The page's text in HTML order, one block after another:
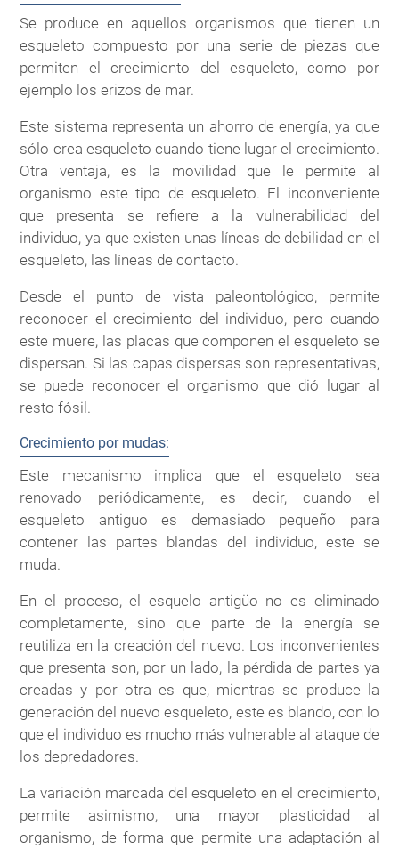
Se produce en aquellos organismos que tienen un
esqueleto compuesto por una serie de piezas que
permiten el crecimiento del esqueleto, como por
ejemplo los erizos de mar.
Este sistema representa un ahorro de energía, ya que
sólo crea esqueleto cuando tiene lugar el crecimiento.
Otra ventaja, es la movilidad que le permite al
organismo este tipo de esqueleto. El inconveniente
que presenta se refiere a la vulnerabilidad del
individuo, ya que existen unas líneas de debilidad en el
esqueleto, las líneas de contacto.
Desde el punto de vista paleontológico, permite
reconocer el crecimiento del individuo, pero cuando
este muere, las placas que componen el esqueleto se
dispersan. Si las capas dispersas son representativas,
se puede reconocer el organismo que dió lugar al
resto fósil.
Crecimiento por mudas:
Este mecanismo implica que el esqueleto sea
renovado periódicamente, es decir, cuando el
esqueleto antiguo es demasiado pequeño para
contener las partes blandas del individuo, este se
muda.
En el proceso, el esquelo antigüo no es eliminado
completamente, sino que parte de la energía se
reutiliza en la creación del nuevo. Los inconvenientes
que presenta son, por un lado, la pérdida de partes ya
creadas y por otra es que, mientras se produce la
generación del nuevo esqueleto, este es blando, con lo
que el individuo es mucho más vulnerable al ataque de
los depredadores.
La variación marcada del esqueleto en el crecimiento,
permite asimismo, una mayor plasticidad al
organismo, de forma que permite una adaptación al